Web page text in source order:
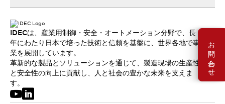
お問い合わせ
IDECは、産業用制御・安全・オートメーション分野で、長
年にわたり日本で培った技術と信頼を基盤に、世界各地で事
業を展開しています。
革新的な製品とソリューションを通じて、製造現場の生産性
と安全性の向上に貢献し、人と社会の豊かな未来を支えま
す。